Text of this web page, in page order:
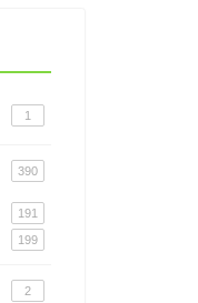
1
390
191
199
2